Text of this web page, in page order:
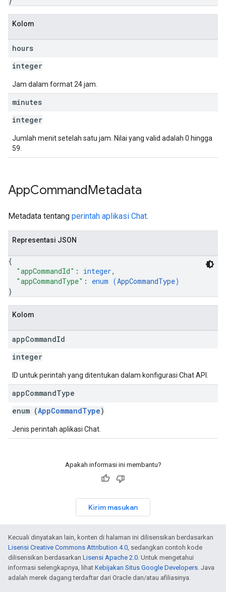
Kolom
hours
integer
Jam dalam format 24 jam.
minutes
integer
Jumlah menit setelah satu jam. Nilai yang valid adalah 0 hingga
59.
AppCommandMetadata
Metadata tentang perintah aplikasi Chat.
Representasi JSON
{
"appCommandId" : integer,
"appCommandType" : enum (AppCommandType)
}
Kolom
appCommandId
integer
ID untuk perintah yang ditentukan dalam konfigurasi Chat API.
appCommandType
enum (AppCommandType)
Jenis perintah aplikasi Chat.
Apakah informasi ini membantu?
Kirim masukan
Kecuali dinyatakan lain, konten di halaman ini dilisensikan berdasarkan
Lisensi Creative Commons Attribution 4.0, sedangkan contoh kode
dilisensikan berdasarkan Lisensi Apache 2.0. Untuk mengetahui
informasi selengkapnya, lihat Kebijakan Situs Google Developers. Java
adalah merek dagang terdaftar dari Oracle dan/atau afiliasinya.